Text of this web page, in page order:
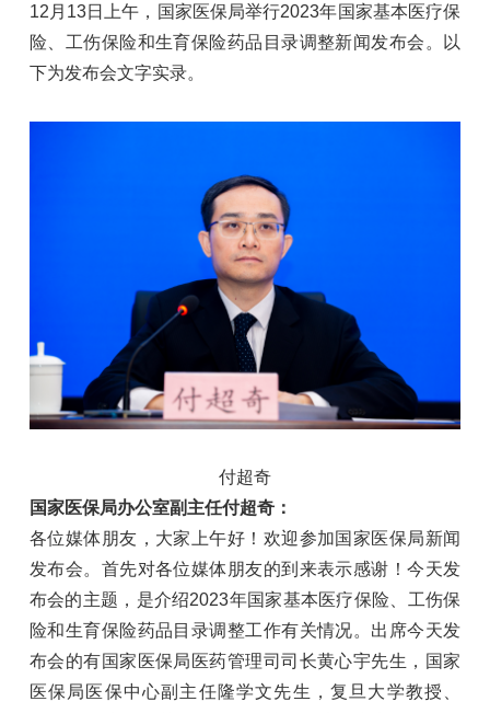
12月13日上午，国家医保局举行2023年国家基本医疗保
险、工伤保险和生育保险药品目录调整新闻发布会。以
下为发布会文字实录。
付超奇
国家医保局办公室副主任付超奇：
各位媒体朋友，大家上午好！欢迎参加国家医保局新闻
发布会。首先对各位媒体朋友的到来表示感谢！今天发
布会的主题，是介绍2023年国家基本医疗保险、工伤保
险和生育保险药品目录调整工作有关情况。出席今天发
布会的有国家医保局医药管理司司长黄心宇先生，国家
医保局医保中心副主任隆学文先生，复旦大学教授、